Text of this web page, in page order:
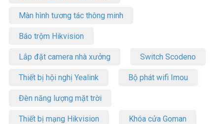
Màn hình tương tác thông minh
Báo trộm Hikvision
Lắp đặt camera nhà xưởng Switch Scodeno
Thiết bị hội nghị Yealink Bộ phát wifi Imou
Đèn năng lượng mặt trời
Thiết bị mạng Hikvision Khóa cửa Goman